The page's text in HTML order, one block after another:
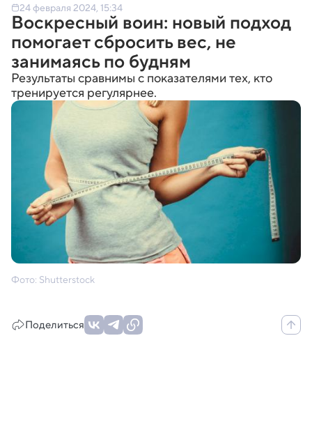
24 февраля 2024, 15:34
Воскресный воин: новый подход
помогает сбросить вес, не
занимаясь по будням
Результаты сравнимы с показателями тех, кто
тренируется регулярнее.
Фото: Shutterstock
Поделиться